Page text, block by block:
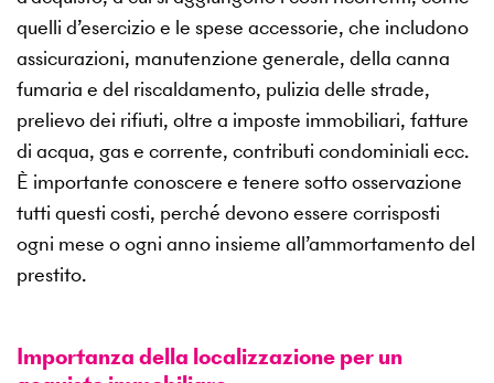
quelli d’esercizio e le spese accessorie, che includono
assicurazioni, manutenzione generale, della canna
fumaria e del riscaldamento, pulizia delle strade,
prelievo dei rifiuti, oltre a imposte immobiliari, fatture
di acqua, gas e corrente, contributi condominiali ecc.
È importante conoscere e tenere sotto osservazione
tutti questi costi, perché devono essere corrisposti
ogni mese o ogni anno insieme all’ammortamento del
prestito.
Importanza della localizzazione per un